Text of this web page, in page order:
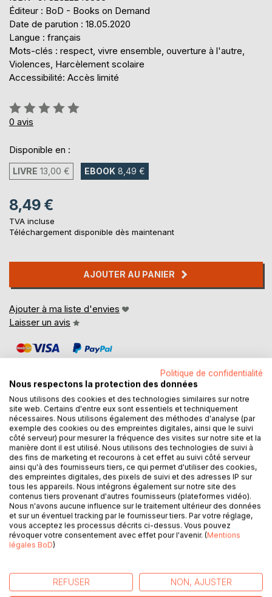
Éditeur : BoD - Books on Demand
Date de parution : 18.05.2020
Langue : français
Mots-clés : respect, vivre ensemble, ouverture à l'autre,
Violences, Harcèlement scolaire
Accessibilité: Accès limité
Évaluation:
0%
0 avis
Disponible en :
LIVRE 13,00 € EBOOK 8,49 €
8,49 €
TVA incluse
Téléchargement disponible dès maintenant
AJOUTER AU PANIER
Ajouter à ma liste d'envies
Laisser un avis
DESCRIPTION
"Le fantôme à lunettes" fait partie d'un kit éducatif réalisé
collectivement entre la France, le Luxembourg et le
Canada pour inviter enfants et adultes à un échange autour
du respect de l'autre et des valeurs du vivre ensemble.
Le héros y est confronté au harcèlement et à la violence
scolaire, mais aussi, plus largement, aux préjugés, à
l'exclusion et au racisme.
Le kit complet comprend l'histoire (en livre et en audio), 3
jeux, un clip vidéo et un document audio enregistré avec
"les voix du livre", une famille qui a vécu le harcèlement
Politique de confidentialité
Nous respectons la protection des données
Nous utilisons des cookies et des technologies similaires sur notre
site web. Certains d'entre eux sont essentiels et techniquement
nécessaires. Nous utilisons également des méthodes d'analyse (par
exemple des cookies ou des empreintes digitales, ainsi que le suivi
côté serveur) pour mesurer la fréquence des visites sur notre site et la
manière dont il est utilisé. Nous utilisons des technologies de suivi à
des fins de marketing et recourons à cet effet au suivi côté serveur
ainsi qu'à des fournisseurs tiers, ce qui permet d'utiliser des cookies,
des empreintes digitales, des pixels de suivi et des adresses IP sur
tous les appareils. Nous intégrons également sur notre site des
contenus tiers provenant d'autres fournisseurs (plateformes vidéo).
Nous n'avons aucune influence sur le traitement ultérieur des données
et sur un éventuel tracking par le fournisseur tiers. Par votre réglage,
vous acceptez les processus décrits ci-dessus. Vous pouvez
révoquer votre consentement avec effet pour l'avenir. (Mentions
légales BoD)
REFUSER NON, AJUSTER